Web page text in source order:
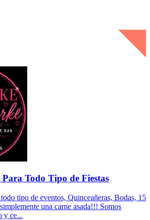
Todo Tipo de Fiestas
tipo de eventos, Quinceañeras, Bodas, 15
una carne asada!!! Somos
y ce...